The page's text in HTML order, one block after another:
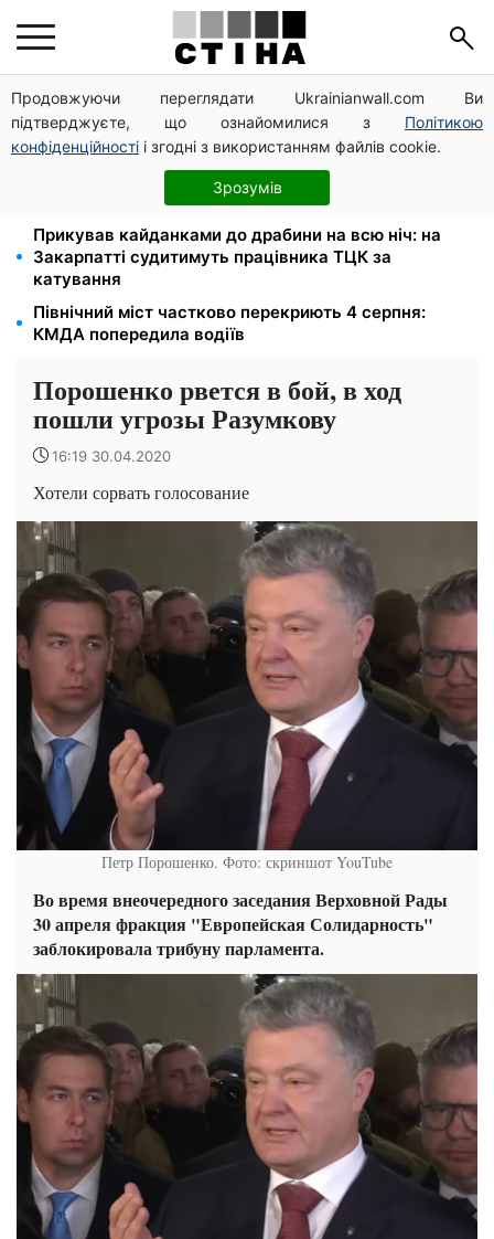
Продовжуючи переглядати Ukrainianwall.com Ви
підтверджуєте, що ознайомилися з Політикою
конфіденційності і згодні з використанням файлів cookie.
Зрозумів
2000 грн щокварталу від фонду США: люди з
інвалідністю I-II групи та пенсіонери 60+ отримають
виплати
Тарифи на воду злетіли до 91,24 грн/куб, газ може
сягнути 15 грн: комунальні ціни в серпні
Прикував кайданками до драбини на всю ніч: на
Закарпатті судитимуть працівника ТЦК за
катування
Північний міст частково перекриють 4 серпня:
КМДА попередила водіїв
Порошенко рвется в бой, в ход
пошли угрозы Разумкову
16:19 30.04.2020
Хотели сорвать голосование
Петр Порошенко. Фото: скриншот YouTube
Во время внеочередного заседания Верховной Рады
30 апреля фракция "Европейская Солидарность"
заблокировала трибуну парламента.